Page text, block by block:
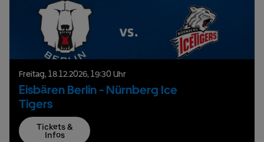
Freitag, 18.12.2026, 19:30 Uhr
Eisbären Berlin - Nürnberg Ice
Tigers
Tickets &
Infos